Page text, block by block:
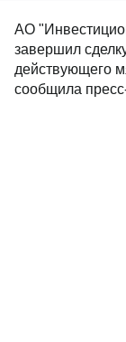
АО
завершил
действующего
сообщила